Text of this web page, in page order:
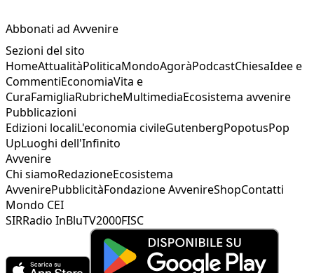
Abbonati ad Avvenire
Sezioni del sito
HomeAttualitàPoliticaMondoAgoràPodcastChiesaIdee e
CommentiEconomiaVita e
CuraFamigliaRubricheMultimediaEcosistema avvenire
Pubblicazioni
Edizioni localiL'economia civileGutenbergPopotusPop
UpLuoghi dell'Infinito
Avvenire
Chi siamoRedazioneEcosistema
AvvenirePubblicitàFondazione AvvenireShopContatti
Mondo CEI
SIRRadio InBluTV2000FISC